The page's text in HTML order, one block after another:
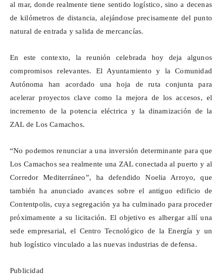
al mar, donde realmente tiene sentido logístico, sino a decenas
de kilómetros de distancia, alejándose precisamente del punto
natural de entrada y salida de mercancías.
En este contexto, la reunión celebrada hoy deja algunos
compromisos relevantes. El Ayuntamiento y la Comunidad
Autónoma han acordado una hoja de ruta conjunta para
acelerar proyectos clave como la mejora de los accesos, el
incremento de la potencia eléctrica y la dinamización de la
ZAL de LosCamachos.
“No podemos renunciar a una inversión determinante para que
LosCamachossea realmente una ZAL conectada al puerto y al
Corredor Mediterráneo”, ha defendido Noelia Arroyo, que
también ha anunciado avances sobre el antiguo edificio de
Contentpolis, cuya segregación ya ha culminado para proceder
próximamente a su licitación. El objetivo es albergar allí una
sede empresarial, el Centro Tecnológico de la Energía y un
hub logístico vinculado a las nuevas industrias de defensa.
Publicidad